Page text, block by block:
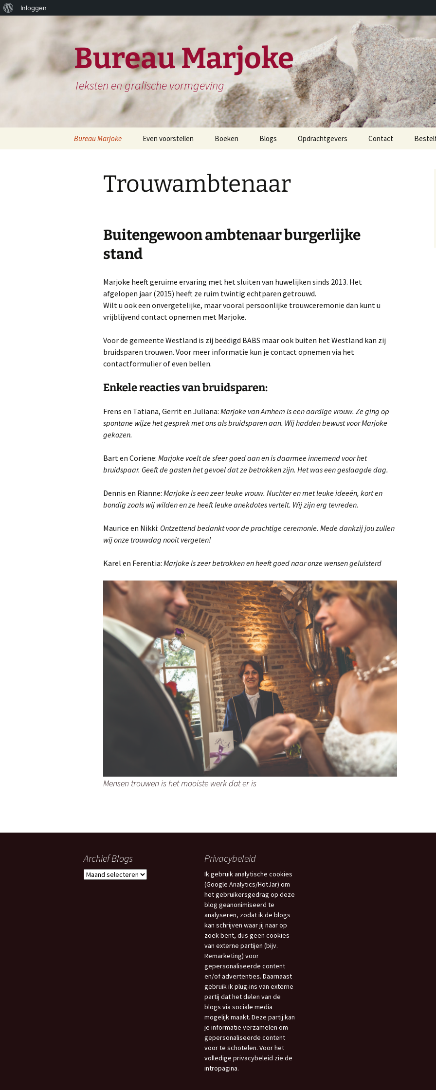
Over
Inloggen
Bureau Marjoke
Teksten en grafische vormgeving
Bureau Marjoke
Website en website
Trouwambtenaar
Workshop ‘Bloggen, iets
Privacy beleid van Bureau
Even voorstellen Boeken
Het leven en werken van
Niels Stensen
Het jaar van de Krab 3.0 Het jaar van de Krab
boek ‘De dag dat mijn
moeder zwaaide naar
vliegtuigen’
Boerenhofstede
Wateringen
Waar ik woon en wie ik
Enters
Blogbundel
Mijn gevaren koers
Westland
We benne samen een
Herinneringen aan de
druivenkrentteelt
Onze reis naar Israel
De zee, het strand, de
rand van Westland
Combiplant groeit al 75
jaar
Het Westlandboek;
fotoboek over de
tuinbouwstreek
Mensen om mij heen
Een Kwestie van Geluk
Blogs Opdrachtgevers Contact
Trouwambtenaar
Buitengewoon ambtenaar burgerlijke
stand
Marjoke heeft geruime ervaring met het sluiten van huwelijken sinds 2013. Het
afgelopen jaar (2015) heeft ze ruim twintig echtparen getrouwd.
Wilt u ook een onvergetelijke, maar vooral persoonlijke trouwceremonie dan kunt u
vrijblijvend contact opnemen met Marjoke.
Voor de gemeente Westland is zij beëdigd BABS maar ook buiten het Westland kan zij
bruidsparen trouwen. Voor meer informatie kun je contact opnemen via het
contactformulier of even bellen.
Enkele reacties van bruidsparen:
Frens en Tatiana, Gerrit en Juliana: Marjoke van Arnhem is een aardige vrouw. Ze ging op
spontane wijze het gesprek met ons als bruidsparen aan. Wij hadden bewust voor Marjoke
gekozen.
Bart en Coriene: Marjoke voelt de sfeer goed aan en is daarmee innemend voor het
bruidspaar. Geeft de gasten het gevoel dat ze betrokken zijn. Het was een geslaagde dag.
Dennis en Rianne: Marjoke is een zeer leuke vrouw. Nuchter en met leuke ideeën, kort en
bondig zoals wij wilden en ze heeft leuke anekdotes vertelt. Wij zijn erg tevreden.
Maurice en Nikki: Ontzettend bedankt voor de prachtige ceremonie. Mede dankzij jou zullen
wij onze trouwdag nooit vergeten!
Karel en Ferentia: Marjoke is zeer betrokken en heeft goed naar onze wensen geluisterd
Mensen trouwen is het mooiste werk dat er is
Archief Blogs
Archief
Privacybeleid
Ik gebruik analytische cookies
(Google Analytics/HotJar) om
het gebruikersgedrag op deze
blog geanonimiseerd te
analyseren, zodat ik de blogs
kan schrijven waar jij naar op
zoek bent, dus geen cookies
van externe partijen (bijv.
Remarketing) voor
gepersonaliseerde content
en/of advertenties. Daarnaast
gebruik ik plug-ins van externe
partij dat het delen van de
blogs via sociale media
mogelijk maakt. Deze partij kan
je informatie verzamelen om
gepersonaliseerde content
voor te schotelen. Voor het
volledige privacybeleid zie de
intropagina.